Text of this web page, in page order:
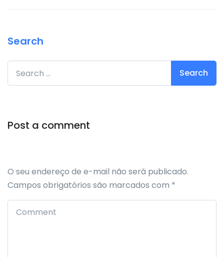
Search
Search for:
Post a comment
O seu endereço de e-mail não será publicado.
Campos obrigatórios são marcados com *